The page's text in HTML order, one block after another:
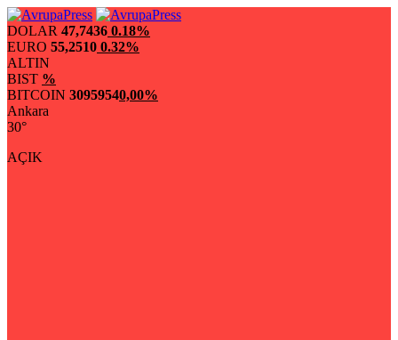
DOLAR 47,7436 0.18%
EURO 55,2510 0.32%
ALTIN
BIST %
BITCOIN 30959540,00%
Ankara
30°
AÇIK